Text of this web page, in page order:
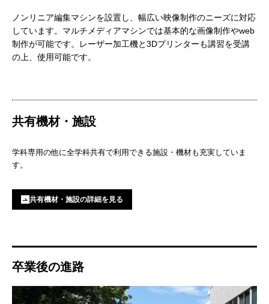
ノンリニア編集マシンを設置し、幅広い映像制作のニーズに対応
しています。マルチメディアマシンでは基本的な画像制作やweb
制作が可能です。レーザー加工機と3Dプリンターも講習を受講
の上、使用可能です。
共有機材・施設
学科専用の他に全学科共有で利用できる施設・機材も充実していま
す。
共有機材・施設の詳細を見る
卒業後の進路